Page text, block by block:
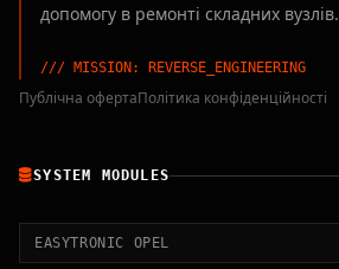
допомогу в ремонті складних вузлів.
/// MISSION: REVERSE_ENGINEERING
Публічна офертаПолітика конфіденційності
SYSTEM MODULES
EASYTRONIC OPEL